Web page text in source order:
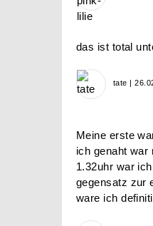
das ist total
tate |
Meine erste
ich genaht war
1.32uhr war
gegensatz zur
ware ich